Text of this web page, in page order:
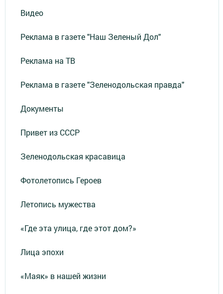
Видео
Реклама в газете "Наш Зеленый Дол"
Реклама на ТВ
Реклама в газете "Зеленодольская правда"
Документы
Привет из СССР
Зеленодольская красавица
Фотолетопись Героев
Летопись мужества
«Где эта улица, где этот дом?»
Лица эпохи
«Маяк» в нашей жизни